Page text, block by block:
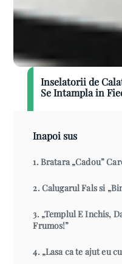
Inselatorii de
Se Intampla in
Inapoi sus
1. Bratara „Cadou”
2. Calugarul Fals si
3. „Templul E Inchis,
Frumos!”
4. „Lasa ca te ajut eu